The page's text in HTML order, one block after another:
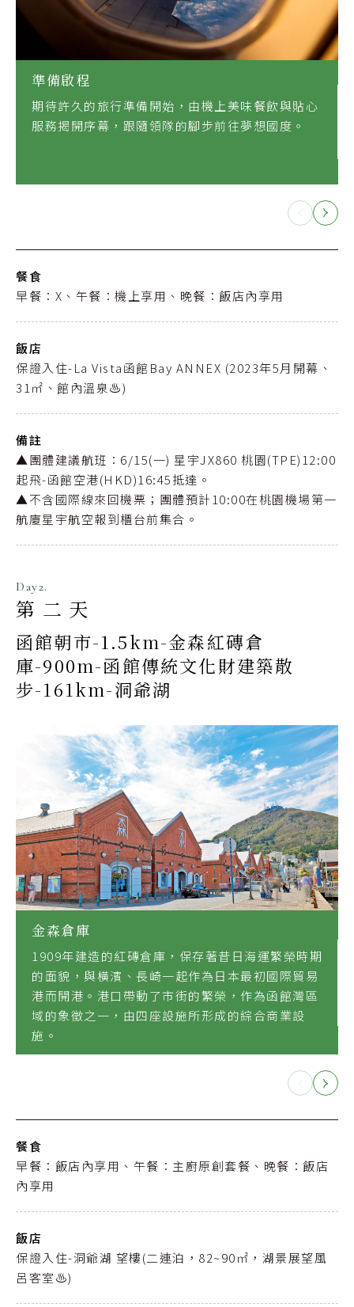
準備啟程
期待許久的旅行準備開始，由機上美味餐飲與貼心
服務揭開序幕，跟隨領隊的腳步前往夢想國度。
餐食
早餐：X、午餐：機上享用、晚餐：飯店內享用
飯店
保證入住-La Vista函館Bay ANNEX (2023年5月開幕、
31㎡、館內溫泉♨️)
備註
▲團體建議航班：6/15(一) 星宇JX860 桃園(TPE)12:00
起飛-函館空港(HKD)16:45抵達。
▲不含國際線來回機票；團體預計10:00在桃園機場第一
航廈星宇航空報到櫃台前集合。
Day2.
第二天
函館朝市-1.5km-金森紅磚倉
庫-900m-函館傳統文化財建築散
步-161km-洞爺湖
金森倉庫
1909年建造的紅磚倉庫，保存著昔日海運繁榮時期
的面貌，與橫濱、長崎一起作為日本最初國際貿易
港而開港。港口帶動了市街的繁榮，作為函館灣區
域的象徵之一，由四座設施所形成的綜合商業設
施。
餐食
早餐：飯店內享用、午餐：主廚原創套餐、晚餐：飯店
內享用
飯店
保證入住-洞爺湖 望樓(二連泊，82~90㎡，湖景展望風
呂客室♨️)